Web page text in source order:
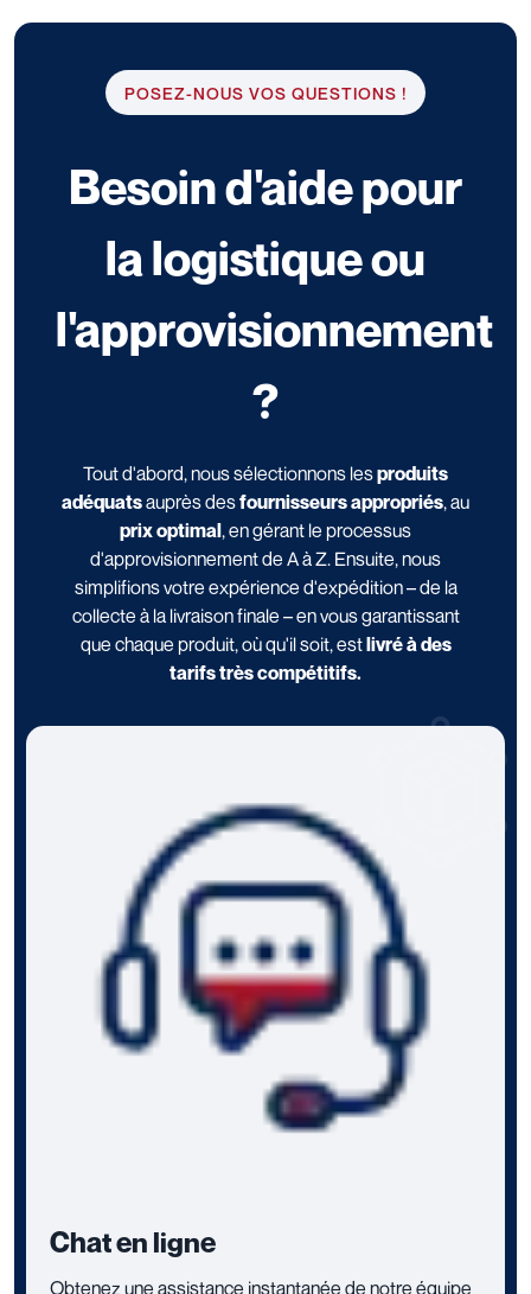
POSEZ-NOUS VOS QUESTIONS !
Besoin d'aide pour
la logistique ou
l'approvisionnement
?
Tout d'abord, nous sélectionnons lesproduits
adéquatsauprès desfournisseurs appropriés, au
prix optimal, en gérant le processus
d'approvisionnement de A à Z. Ensuite, nous
simplifions votre expérience d'expédition – de la
collecte à la livraison finale – en vous garantissant
que chaque produit, où qu'il soit, estlivré à des
tarifs très compétitifs.
Chat en ligne
Obtenez une assistance instantanée de notre équipe